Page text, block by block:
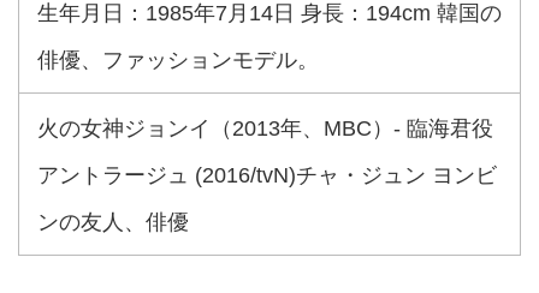
生年月日：1985年7月14日 身長：194cm 韓国の
俳優、ファッションモデル。
火の女神ジョンイ（2013年、MBC）- 臨海君役
アントラージュ (2016/tvN)チャ・ジュン ヨンビ
ンの友人、俳優